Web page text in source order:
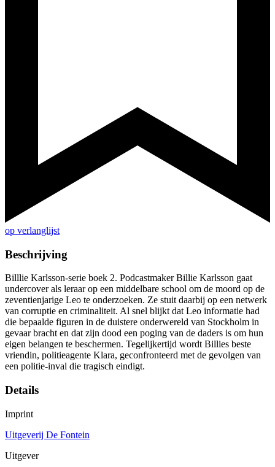
op verlanglijst
Beschrijving
Billlie Karlsson-serie boek 2. Podcastmaker Billie Karlsson gaat
undercover als leraar op een middelbare school om de moord op de
zeventienjarige Leo te onderzoeken. Ze stuit daarbij op een netwerk
van corruptie en criminaliteit. Al snel blijkt dat Leo informatie had
die bepaalde figuren in de duistere onderwereld van Stockholm in
gevaar bracht en dat zijn dood een poging van de daders is om hun
eigen belangen te beschermen. Tegelijkertijd wordt Billies beste
vriendin, politieagente Klara, geconfronteerd met de gevolgen van
een politie-inval die tragisch eindigt.
Details
Imprint
Uitgeverij De Fontein
Uitgever